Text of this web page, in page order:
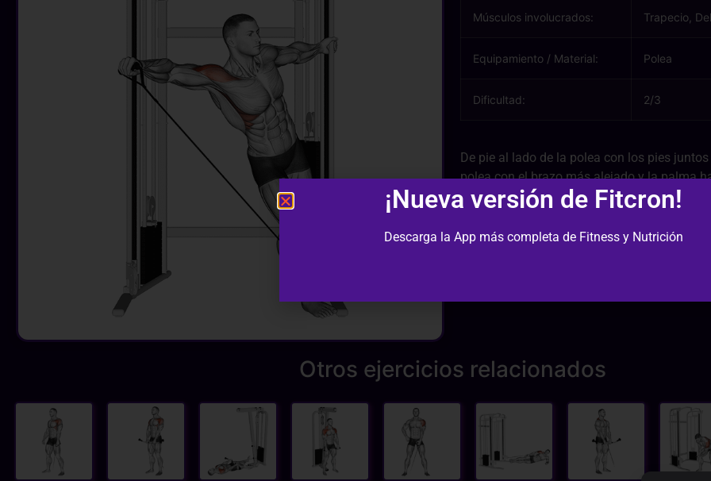
Músculos involucrados: Trapecio,
Equipamiento / Material: Polea
Dificultad: 2/3
De pie al lado de la polea con los pies
polea con el brazo más alejado y la palma
agarra el mástil a la altura del hombro y
Sin balanceo ni impulso, eleva la mano
hacia abajo. Desciende de forma
Otros ejercicios relacionados
¡Nueva versión de Fitcron!
Descarga la App más completa de Fitness y Nutrición